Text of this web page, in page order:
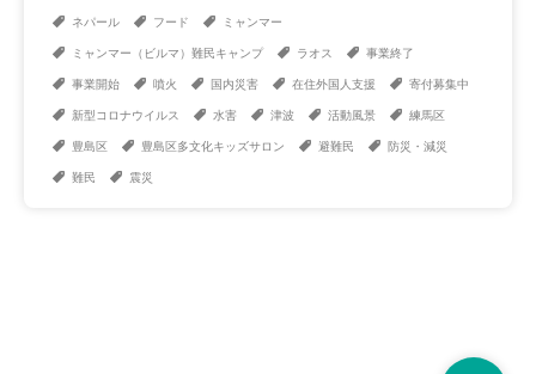
ネパール フード ミャンマー
ミャンマー（ビルマ）難民キャンプ ラオス 事業終了
事業開始 噴火 国内災害 在住外国人支援 寄付募集中
新型コロナウイルス 水害 津波 活動風景 練馬区
豊島区 豊島区多文化キッズサロン 避難民 防災・減災
難民 震災